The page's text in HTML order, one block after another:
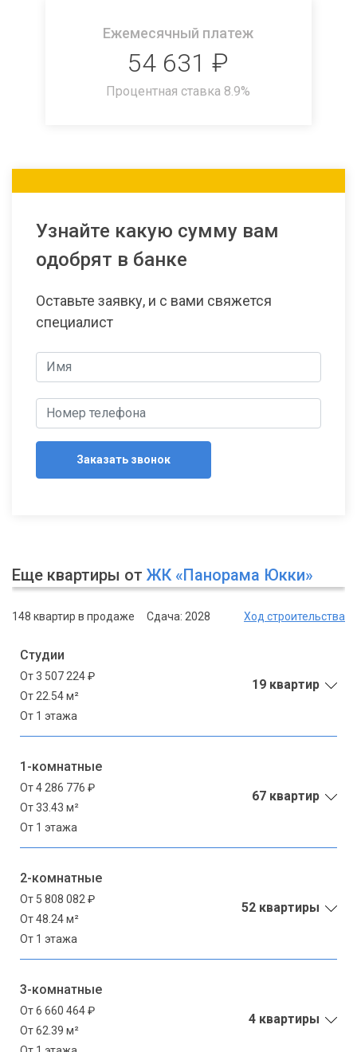
Ежемесячный платеж
54 631 ₽
Процентная ставка 8.9%
Узнайте какую сумму вам
одобрят в банке
Оставьте заявку, и с вами свяжется
специалист
Заказать звонок
Еще квартиры от ЖК «Панорама Юкки»
148 квартир в продаже Сдача: 2028 Ход строительства
Студии
От 3 507 224 ₽
От 22.54 м²
От 1 этажа
19 квартир
1-комнатные
От 4 286 776 ₽
От 33.43 м²
От 1 этажа
67 квартир
2-комнатные
От 5 808 082 ₽
От 48.24 м²
От 1 этажа
52 квартиры
3-комнатные
От 6 660 464 ₽
От 62.39 м²
4 квартиры